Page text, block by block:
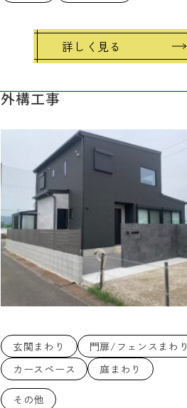
詳しく見る
外構工事
玄関まわり
門扉/フェンスまわり
カースペース
庭まわり
その他